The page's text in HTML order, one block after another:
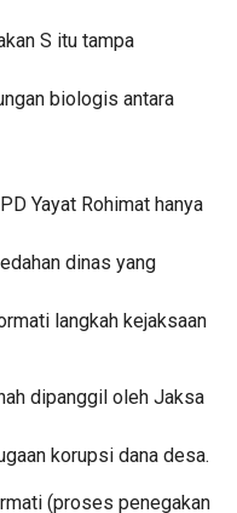
S itu tampa
biologis antara
Yayat Rohimat hanya
dinas yang
langkah kejaksaan
dipanggil oleh Jaksa
korupsi dana desa.
(proses penegakan